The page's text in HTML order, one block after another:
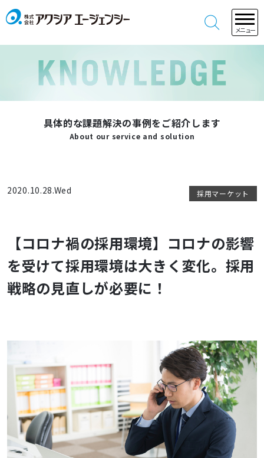
メニュー
具体的な課題解決の事例をご紹介します
About our service and solution
2020.10.28.Wed 採用マーケット
【コロナ禍の採用環境】コロナの影響
を受けて採用環境は大きく変化。採用
戦略の見直しが必要に！